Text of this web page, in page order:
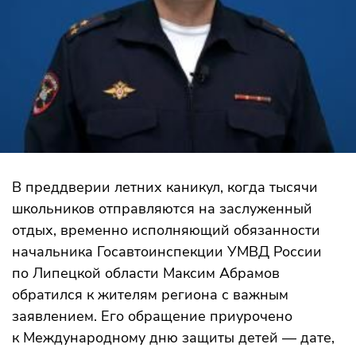
В преддверии летних каникул, когда тысячи
школьников отправляются на заслуженный
отдых, временно исполняющий обязанности
начальника Госавтоинспекции УМВД России
по Липецкой области Максим Абрамов
обратился к жителям региона с важным
заявлением. Его обращение приурочено
к Международному дню защиты детей — дате,